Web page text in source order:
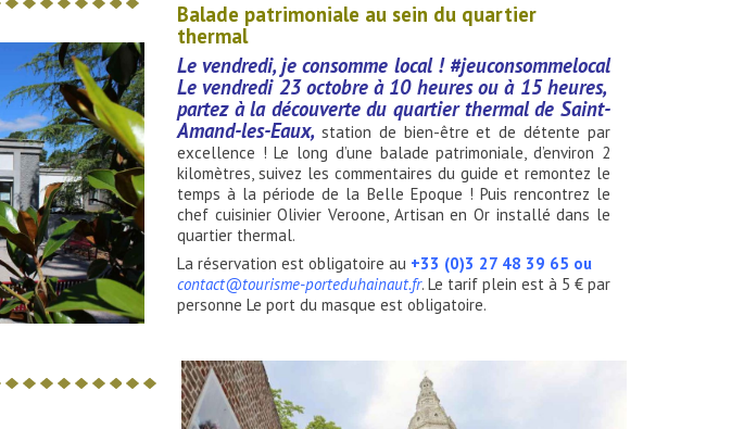
Balade patrimoniale au sein du quartier
thermal
Le vendredi, je consomme local ! #jeuconsommelocal
Le vendredi 23 octobre à 10 heures ou à 15 heures,
partez à la découverte du quartier thermal de Saint-
Amand-les-Eaux, station de bien-être et de détente par
excellence ! Le long d’une balade patrimoniale, d’environ 2
kilomètres, suivez les commentaires du guide et remontez le
temps à la période de la Belle Epoque ! Puis rencontrez le
chef cuisinier Olivier Veroone, Artisan en Or installé dans le
quartier thermal.
La réservation est obligatoire au +33 (0)3 27 48 39 65 ou
contact@tourisme-porteduhainaut.fr. Le tarif plein est à 5 € par
personne Le port du masque est obligatoire.